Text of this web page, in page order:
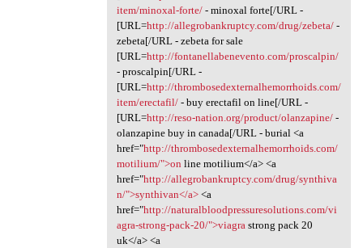
item/minoxal-forte/- minoxal forte[/URL -
[URL=http://allegrobankruptcy.com/drug/zebeta/-
zebeta[/URL - zebeta for sale
[URL=http://fontanellabenevento.com/proscalpin/
- proscalpin[/URL -
[URL=http://thrombosedexternalhemorrhoids.com/
item/erectafil/- buy erectafil on line[/URL -
[URL=http://reso-nation.org/product/olanzapine/-
olanzapine buy in canada[/URL - burial <a
href="http://thrombosedexternalhemorrhoids.com/
motilium/">on line motilium</a> <a
href="http://allegrobankruptcy.com/drug/synthiva
n/">synthivan</a><a
href="http://naturalbloodpressuresolutions.com/vi
agra-strong-pack-20/">viagrastrong pack 20
uk</a> <a